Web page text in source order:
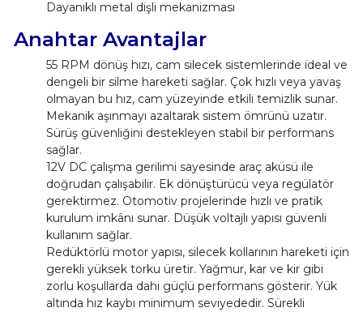
Dayanıklı metal dişli mekanizması
Anahtar Avantajlar
55 RPM dönüş hızı, cam silecek sistemlerinde ideal ve
dengeli bir silme hareketi sağlar. Çok hızlı veya yavaş
olmayan bu hız, cam yüzeyinde etkili temizlik sunar.
Mekanik aşınmayı azaltarak sistem ömrünü uzatır.
Sürüş güvenliğini destekleyen stabil bir performans
sağlar.
12V DC çalışma gerilimi sayesinde araç aküsü ile
doğrudan çalışabilir. Ek dönüştürücü veya regülatör
gerektirmez. Otomotiv projelerinde hızlı ve pratik
kurulum imkânı sunar. Düşük voltajlı yapısı güvenli
kullanım sağlar.
Redüktörlü motor yapısı, silecek kollarının hareketi için
gerekli yüksek torku üretir. Yağmur, kar ve kir gibi
zorlu koşullarda dahi güçlü performans gösterir. Yük
altında hız kaybı minimum seviyededir. Sürekli